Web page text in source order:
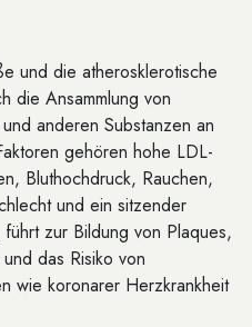
und die atherosklerotische
die Ansammlung von
anderen Substanzen an
gehören hohe LDL-
Bluthochdruck, Rauchen,
und ein sitzender
zur Bildung von Plaques,
das Risiko von
wie koronarer Herzkrankheit